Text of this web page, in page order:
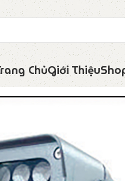
ChủGiới Thiệu